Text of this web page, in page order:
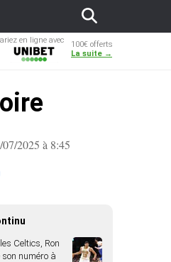
en ligne avec
100€ offerts
La suite →
2025 à 8:45
Celtics, Ron
numéro à